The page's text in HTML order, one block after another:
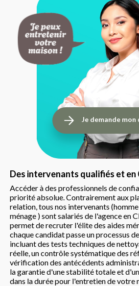
Je demande mon
Des intervenants qualifiés et en
Accéder à des professionnels de
priorité absolue. Contrairement aux
relation, tous nos intervenants
ménage ) sont salariés de l'agence en
permet de recruter l'élite des aides
chaque candidat passe un processus
incluant des tests techniques de
réelle, un contrôle systématique des
vérification des antécédents
la garantie d'une stabilité totale et
dans la durée pour l'entretien de votre